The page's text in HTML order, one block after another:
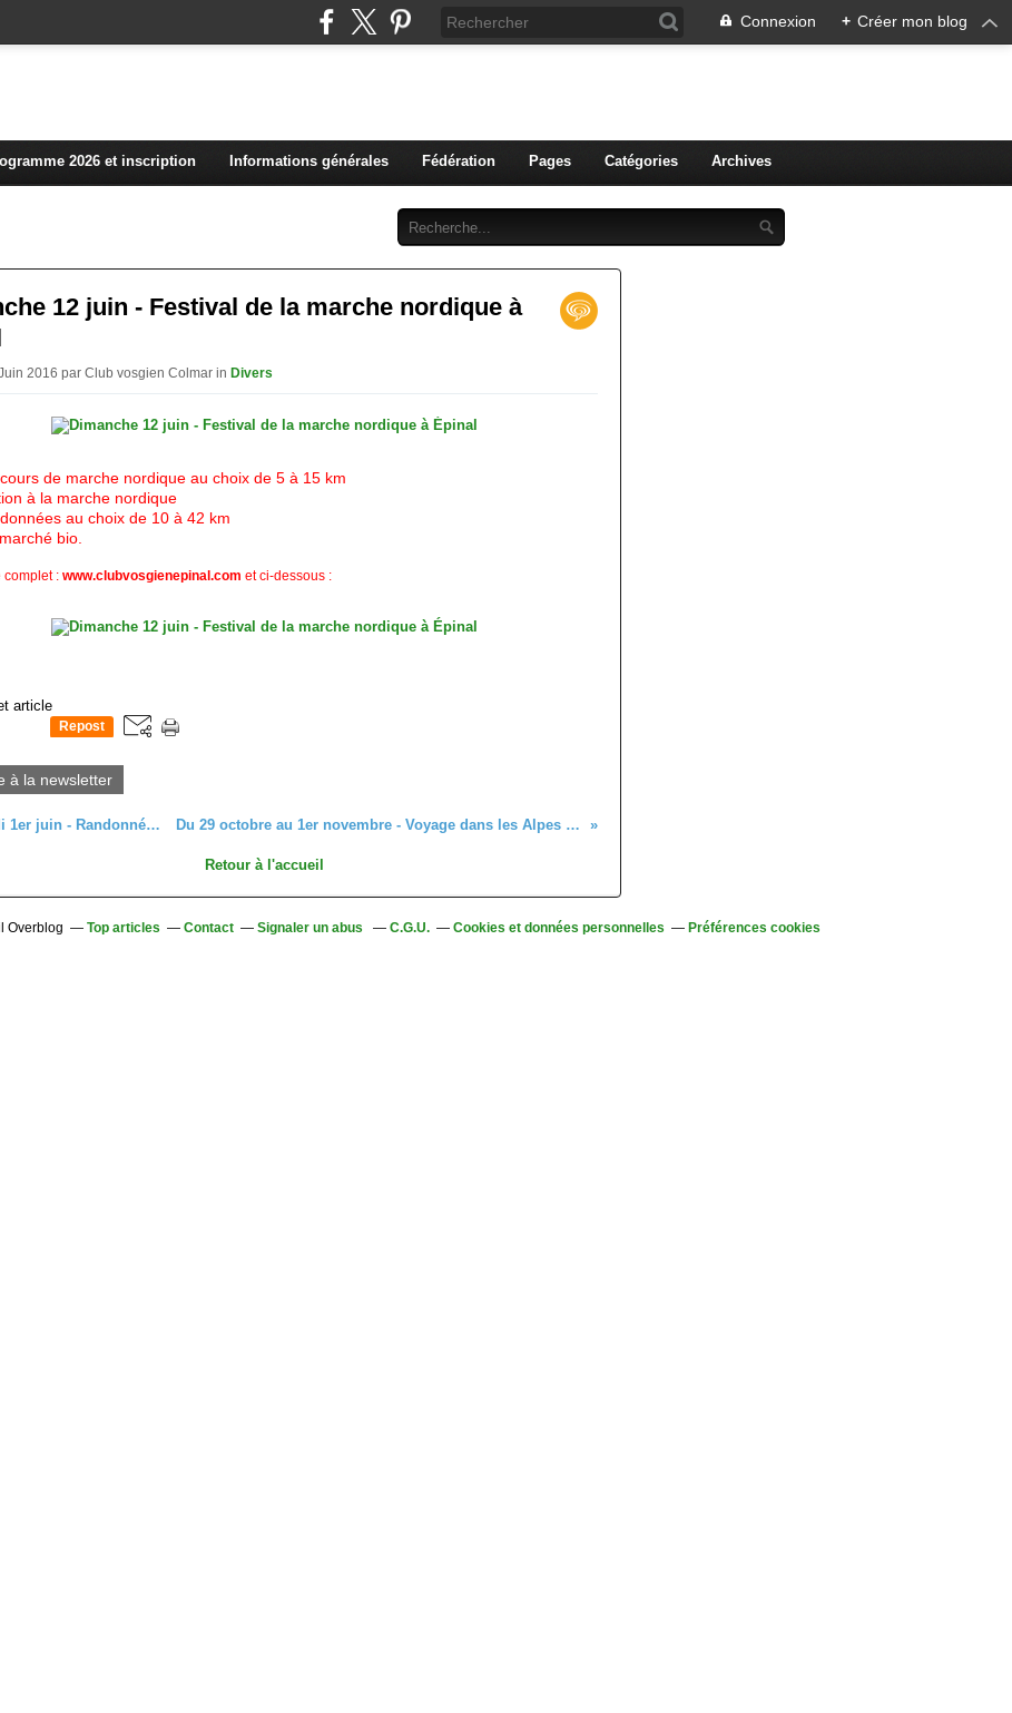
Connexion + Créer mon blog
2026 et inscription Informations générales Fédération Pages Catégories Archives
12 juin - Festival de la marche nordique à
2016 par Club vosgien Colmar in Divers
de marche nordique au choix de 5 à 15 km
à la marche nordique
au choix de 10 à 42 km
bio.
complet : www.clubvosgienepinal.com et ci-dessous :
article
Repost
à la newsletter
Mercredi 1er juin - Randonnée à La Bresse Du 29 octobre au 1er novembre - Voyage dans les Alpes suisses orientales (1/2)
Retour à l'accueil
Overblog Top articles Contact Signaler un abus C.G.U. Cookies et données personnelles Préférences cookies